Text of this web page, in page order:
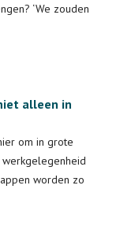
‘We zouden
alleen in
om in grote
werkgelegenheid
worden zo